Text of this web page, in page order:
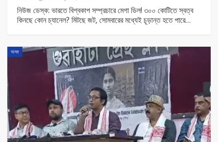
নিউজ ডেস্ক: ভারতে বিশ্বকাপ সম্প্রচারে মেগা ডিল! ৩০০ কোটিতে স্বত্ব
কিনছে কোন চ্যানেল? মিটছে জট, সোমবারের মধ্যেই চূড়ান্ত হতে পারে…
অসম